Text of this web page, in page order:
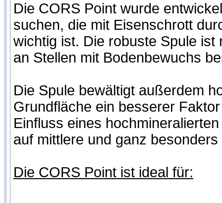
Die CORS Point wurde
suchen, die mit Eisenschrott
wichtig ist. Die robuste Spule
an Stellen mit Bodenbewuchs
Die Spule bewältigt außerdem
Grundfläche ein besserer
Einfluss eines
auf mittlere und ganz
Die CORS Point ist ideal für: